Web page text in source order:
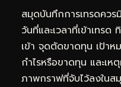
สมุดบันทึกการเทรดคว
วันที่และเวลาที่เข้าเทร
เข้า จุดตัดขาดทุน เป้า
กำไรหรือขาดทุน และเห
ภาพกราฟที่จับไว้ลงในส